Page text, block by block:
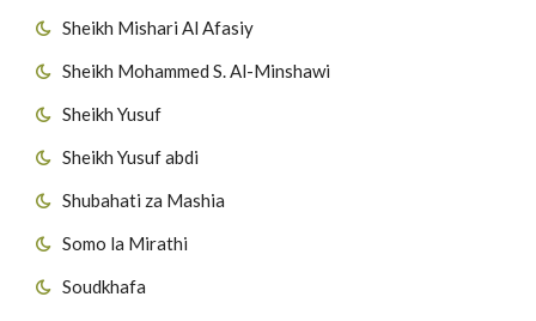
Sheikh Mishari Al Afasiy
Sheikh Mohammed S. Al-Minshawi
Sheikh Yusuf
Sheikh Yusuf abdi
Shubahati za Mashia
Somo la Mirathi
Soudkhafa